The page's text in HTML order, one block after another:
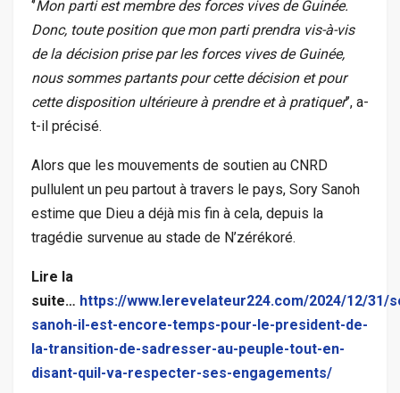
‘’Mon parti est membre des forces vives de Guinée.
Donc, toute position que mon parti prendra vis-à-vis
de la décision prise par les forces vives de Guinée,
nous sommes partants pour cette décision et pour
cette disposition ultérieure à prendre et à pratiquer’’, a-
t-il précisé.
Alors que les mouvements de soutien au CNRD
pullulent un peu partout à travers le pays, Sory Sanoh
estime que Dieu a déjà mis fin à cela, depuis la
tragédie survenue au stade de N’zérékoré.
Lire la
suite… https://www.lerevelateur224.com/2024/12/31/
sanoh-il-est-encore-temps-pour-le-president-de-
la-transition-de-sadresser-au-peuple-tout-en-
disant-quil-va-respecter-ses-engagements/